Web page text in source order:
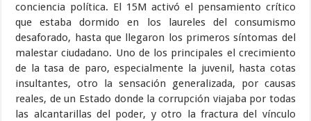
conciencia política. El 15M activó el pensamiento crítico
que estaba dormido en los laureles del consumismo
desaforado, hasta que llegaron los primeros síntomas del
malestar ciudadano. Uno de los principales el crecimiento
de la tasa de paro, especialmente la juvenil, hasta cotas
insultantes, otro la sensación generalizada, por causas
reales, de un Estado donde la corrupción viajaba por todas
las alcantarillas del poder, y otro la fractura del vínculo